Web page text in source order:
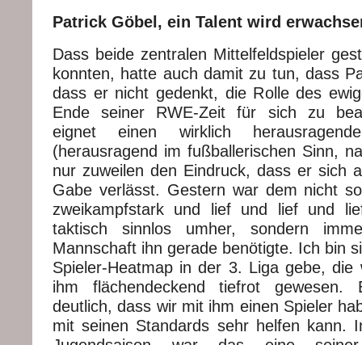
Patrick Göbel, ein Talent wird
Dass beide zentralen Mittelfeldspieler
konnten, hatte auch damit zu tun, dass
dass er nicht gedenkt, die Rolle des
Ende seiner RWE-Zeit für sich zu
eignet einen wirklich
(herausragend im fußballerischen Sinn,
nur zuweilen den Eindruck, dass er sich
Gabe verlässt. Gestern war dem nicht
zweikampfstark und lief und lief und
taktisch sinnlos umher, sondern
Mannschaft ihn gerade benötigte. Ich bin
Spieler-Heatmap in der 3. Liga gebe, die
ihm flächendeckend tiefrot gewesen.
deutlich, dass wir mit ihm einen Spieler
mit seinen Standards sehr helfen kann.